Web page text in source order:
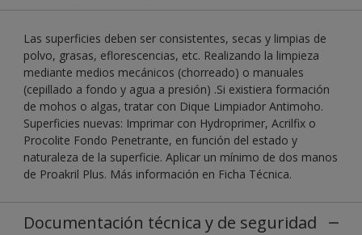
Las superficies deben ser consistentes, secas y limpias de
polvo, grasas, eflorescencias, etc. Realizando la limpieza
mediante medios mecánicos (chorreado) o manuales
(cepillado a fondo y agua a presión) .Si existiera formación
de mohos o algas, tratar con Dique Limpiador Antimoho.
Superficies nuevas: Imprimar con Hydroprimer, Acrilfix o
Procolite Fondo Penetrante, en función del estado y
naturaleza de la superficie. Aplicar un mínimo de dos manos
de Proakril Plus. Más información en Ficha Técnica.
Documentación técnica y de seguridad